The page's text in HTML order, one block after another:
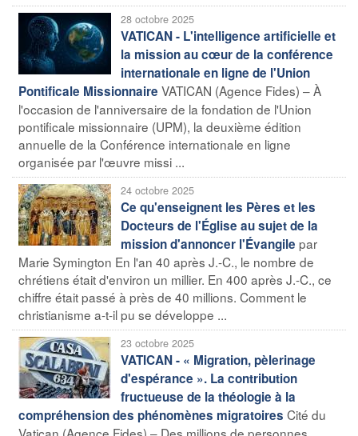
28 octobre 2025
VATICAN - L'intelligence artificielle et
la mission au cœur de la conférence
internationale en ligne de l'Union
Pontificale Missionnaire VATICAN (Agence Fides) – À
l'occasion de l'anniversaire de la fondation de l'Union
pontificale missionnaire (UPM), la deuxième édition
annuelle de la Conférence internationale en ligne
organisée par l'œuvre missi ...
24 octobre 2025
Ce qu'enseignent les Pères et les
Docteurs de l'Église au sujet de la
mission d'annoncer l'Évangile par
Marie Symington En l'an 40 après J.-C., le nombre de
chrétiens était d'environ un millier. En 400 après J.-C., ce
chiffre était passé à près de 40 millions. Comment le
christianisme a-t-il pu se développe ...
23 octobre 2025
VATICAN - « Migration, pèlerinage
d'espérance ». La contribution
fructueuse de la théologie à la
compréhension des phénomènes migratoires Cité du